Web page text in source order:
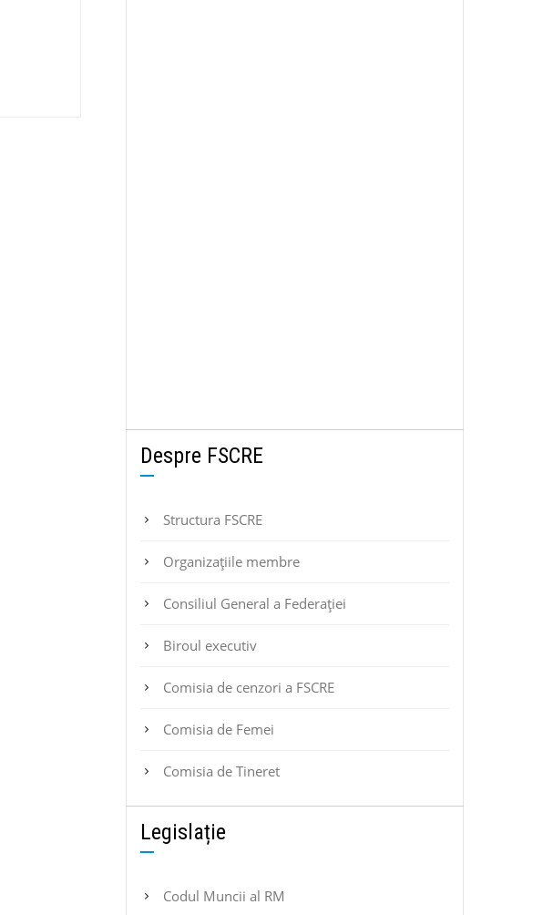
Despre FSCRE
Structura FSCRE
Organizațiile membre
Consiliul General a Federației
Biroul executiv
Comisia de cenzori a FSCRE
Comisia de Femei
Comisia de Tineret
Legislație
Codul Muncii al RM